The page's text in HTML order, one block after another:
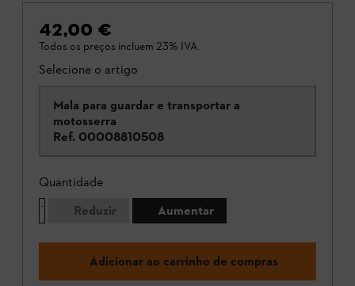
42,00 €
Todos os preços incluem 23% IVA.
Selecione o artigo
Mala para guardar e transportar a
motosserra
Ref. 00008810508
Quantidade
Reduzir
Aumentar
Adicionar ao carrinho de compras